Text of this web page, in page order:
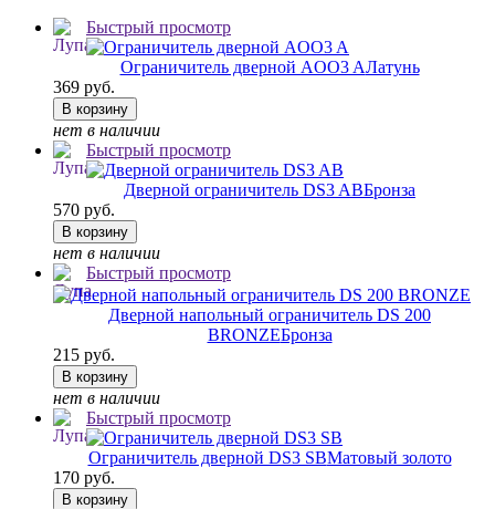
Быстрый просмотр
Ограничитель дверной AOO3 AЛатунь
369 руб.
В корзину
нет в наличии
Быстрый просмотр
Дверной ограничитель DS3 ABБронза
570 руб.
В корзину
нет в наличии
Быстрый просмотр
Дверной напольный ограничитель DS 200
BRONZEБронза
215 руб.
В корзину
нет в наличии
Быстрый просмотр
Ограничитель дверной DS3 SBМатовый золото
170 руб.
В корзину